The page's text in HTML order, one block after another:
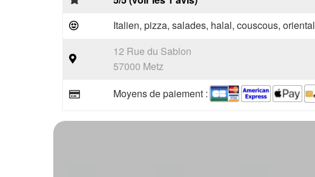
Italien, pizza, salades, halal, couscous, oriental
12 Rue du Sablon
57000 Metz
Moyens de paiement :